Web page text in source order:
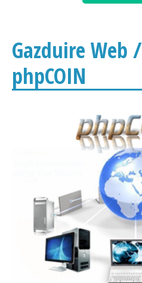
Gazduire Web
phpCOIN